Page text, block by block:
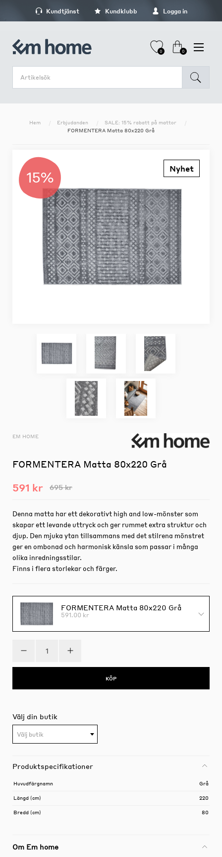
Kundtjänst Kundklubb Logga in
0 0
Hem Erbjudanden
SALE: 15% rabatt på mattor
FORMENTERA Matta 80x220 Grå
15% Nyhet
EM HOME
FORMENTERA Matta 80x220 Grå
591 kr 695 kr
Denna matta har ett dekorativt high and low-mönster som
skapar ett levande uttryck och ger rummet extra struktur och
djup. Den mjuka ytan tillsammans med det stilrena mönstret
ger en ombonad och harmonisk känsla som passar i många
olika inredningsstilar.
Finns i flera storlekar och färger.
FORMENTERA Matta 80x220 Grå
591.00 kr
KÖP
Välj din butik
Välj butik
Produktspecifikationer
Huvudfärgnamn Grå
Längd (cm) 220
Bredd (cm) 80
Om Em home